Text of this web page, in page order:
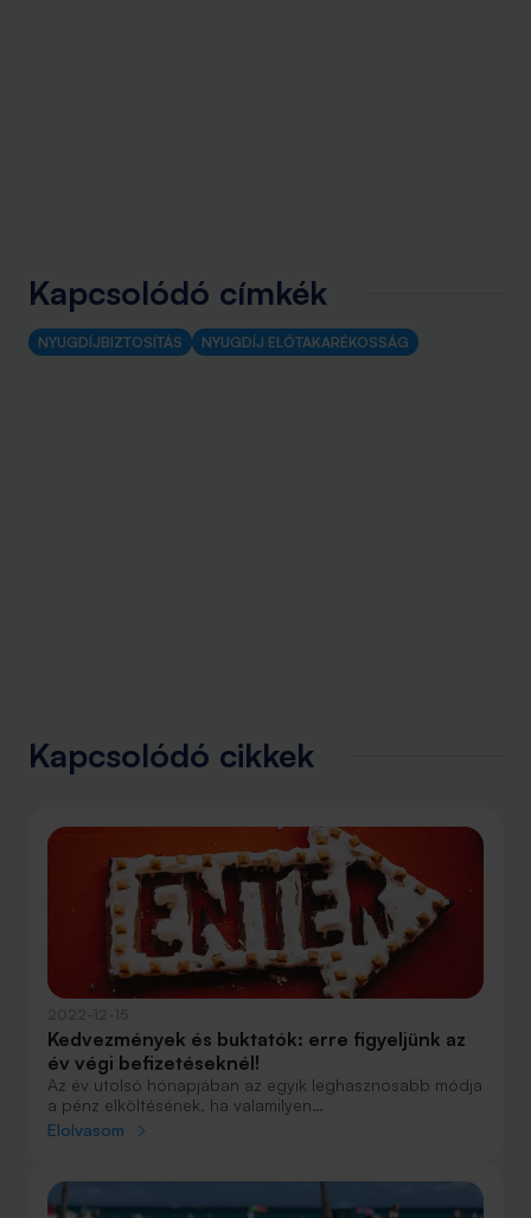
Kapcsolódó címkék
NYUGDÍJBIZTOSÍTÁS NYUGDÍJ ELŐTAKARÉKOSSÁG
Kapcsolódó cikkek
Kedvezmények és buktatók: erre figyeljünk az
év végi befizetéseknél!
Az év utolsó hónapjában az egyik leghasznosabb módja
a pénz elköltésének, ha valamilyen
nyugdíjmegtakarításba tesszük, mert azzal még
Elolvasom